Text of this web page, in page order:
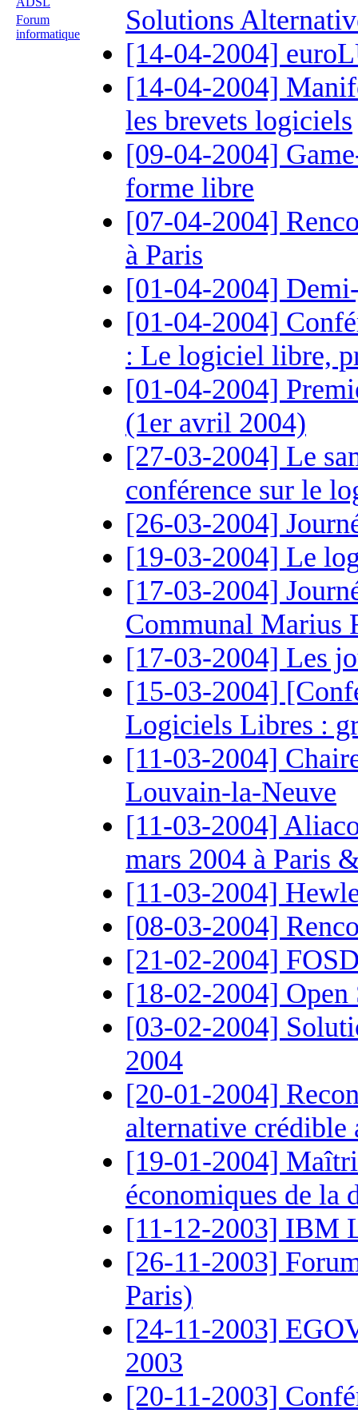
Forum
informatique
Solutions
[14-04-2004]
[14-04-2004]
les brevets logiciels
[09-04-2004]
forme libre
[07-04-2004]
à Paris
[01-04-2004]
[01-04-2004]
: Le logiciel libre,
[01-04-2004]
(1er avril 2004)
[27-03-2004] Le
conférence sur le
[26-03-2004]
[19-03-2004] Le
[17-03-2004]
Communal Marius
[17-03-2004] Les
[15-03-2004]
Logiciels Libres :
[11-03-2004]
Louvain-la-Neuve
[11-03-2004]
mars 2004 à Paris
[11-03-2004]
[08-03-2004]
[21-02-2004]
[18-02-2004] Open
[03-02-2004]
2004
[20-01-2004]
alternative crédible
[19-01-2004]
économiques de la
[11-12-2003] IBM
[26-11-2003]
Paris)
[24-11-2003]
2003
[20-11-2003]